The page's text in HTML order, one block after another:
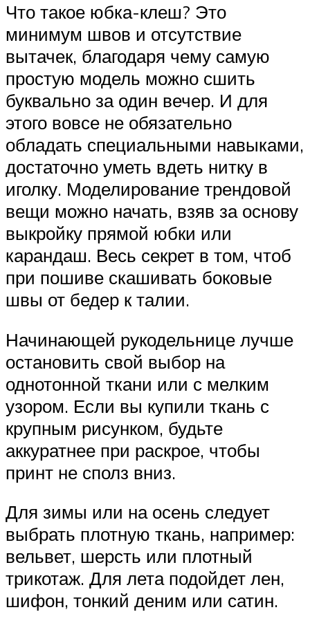
Что такое юбка-клеш? Это
минимум швов и отсутствие
вытачек, благодаря чему самую
простую модель можно сшить
буквально за один вечер. И для
этого вовсе не обязательно
обладать специальными навыками,
достаточно уметь вдеть нитку в
иголку. Моделирование трендовой
вещи можно начать, взяв за основу
выкройку прямой юбки или
карандаш. Весь секрет в том, чтоб
при пошиве скашивать боковые
швы от бедер к талии.
Начинающей рукодельнице лучше
остановить свой выбор на
однотонной ткани или с мелким
узором. Если вы купили ткань с
крупным рисунком, будьте
аккуратнее при раскрое, чтобы
принт не сполз вниз.
Для зимы или на осень следует
выбрать плотную ткань, например:
вельвет, шерсть или плотный
трикотаж. Для лета подойдет лен,
шифон, тонкий деним или сатин.